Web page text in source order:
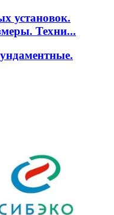
установок.
Техни...